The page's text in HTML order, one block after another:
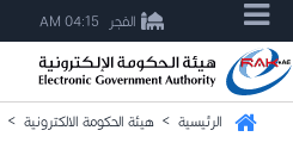
الفجر 04:15 AM
الرئيسية > هيئة الحكومة الالكترونية >